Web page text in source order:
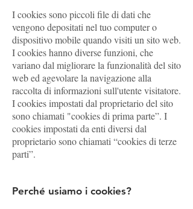
I cookies sono piccoli file di dati che
vengono depositati nel tuo computer o
dispositivo mobile quando visiti un sito web.
I cookies hanno diverse funzioni, che
variano dal migliorare la funzionalità del sito
web ed agevolare la navigazione alla
raccolta di informazioni sull'utente visitatore.
I cookies impostati dal proprietario del sito
sono chiamati "cookies di prima parte”. I
cookies impostati da enti diversi dal
proprietario sono chiamati “cookies di terze
parti”.
Perché usiamo i cookies?